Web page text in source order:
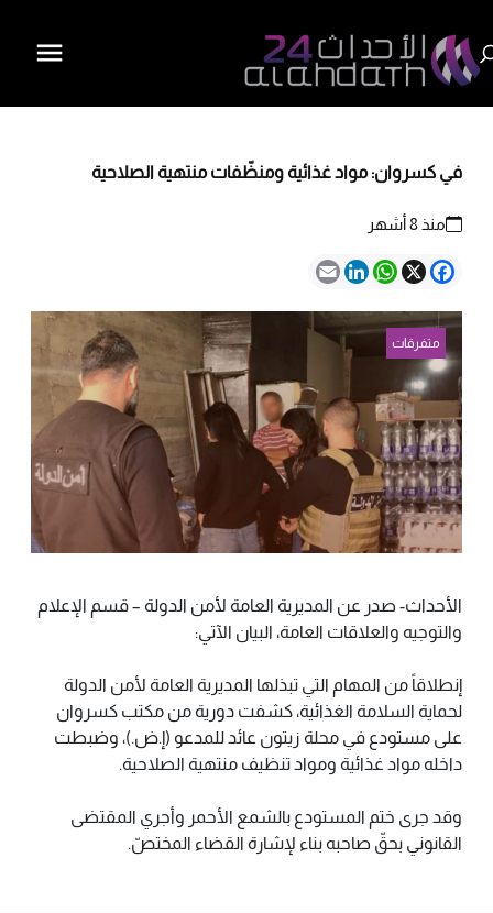
في كسروان: مواد غذائية ومنظّفات منتهية الصلاحية
منذ 8 أشهر
Facebook
X
WhatsApp
LinkedIn
Email
متفرقات
الأحداث- صدر عن المديرية العامة لأمن الدولة – قسم الإعلام
والتوجيه والعلاقات العامة، البيان الآتي:
إنطلاقاً من المهام التي تبذلها المديرية العامة لأمن الدولة
لحماية السلامة الغذائية، كشفت دورية من مكتب كسروان
على مستودع في محلة زيتون عائد للمدعو (إ.ض.)، وضبطت
داخله مواد غذائية ومواد تنظيف منتهية الصلاحية.
وقد جرى ختم المستودع بالشمع الأحمر وأجري المقتضى
القانوني بحقّ صاحبه بناء لإشارة القضاء المختصّ.